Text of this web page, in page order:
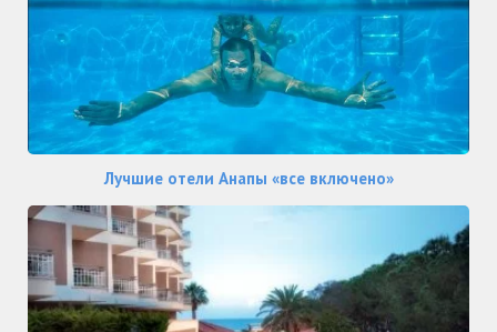
Лучшие отели Анапы «все включено»